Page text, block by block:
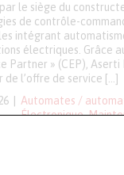
Automates /
Électronique,
le siège du
de contrôle-
intégrant
électriques. Grâce
Partner » (CEP),
de l’offre de service […]